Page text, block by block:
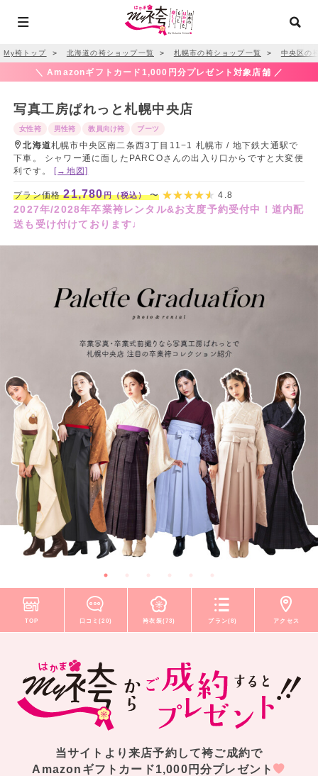
My袴トップ ＞ 北海道の袴ショップ一覧 ＞ 札幌市の袴ショップ一覧 ＞ 中央区の
＼ Amazonギフトカード1,000円分プレゼント対象店舗 ／
写真工房ぱれっと札幌中央店
女性袴 男性袴 教員向け袴 ブーツ
北海道札幌市中央区南二条西3丁目11−1 札幌市 / 地下鉄大通駅で
下車。 シャワー通に面したPARCOさんの出入り口からですと大変便
利です。[→地図]
プラン価格21,780円（税込）〜 4.8
2027年/2028年卒業袴レンタル&お支度予約受付中！道内配
送も受け付けております♩
TOP 口コミ(20) 袴衣装(73) プラン(8) アクセス
当サイトより来店予約して袴ご成約で
Amazonギフトカード1,000円分プレゼント